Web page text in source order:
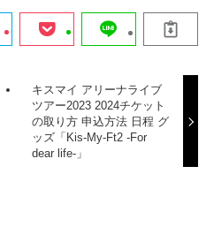
キスマイ アリーナライブ
ツアー2023 2024チケット
の取り方 申込方法 日程 グ
ッズ「Kis-My-Ft2 -For
dear life-」